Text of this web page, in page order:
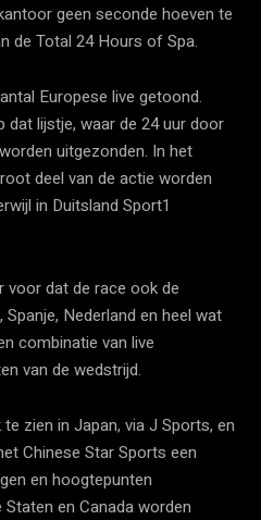
geen seconde hoeven te
de Total 24 Hours of Spa.
Europese live getoond.
lijstje, waar de 24 uur door
uitgezonden. In het
deel van de actie worden
in Duitsland Sport1
voor dat de race ook de
Nederland en heel wat
combinatie van live
van de wedstrijd.
zien in Japan, via J Sports, en
Chinese Star Sports een
en hoogtepunten
en Canada worden